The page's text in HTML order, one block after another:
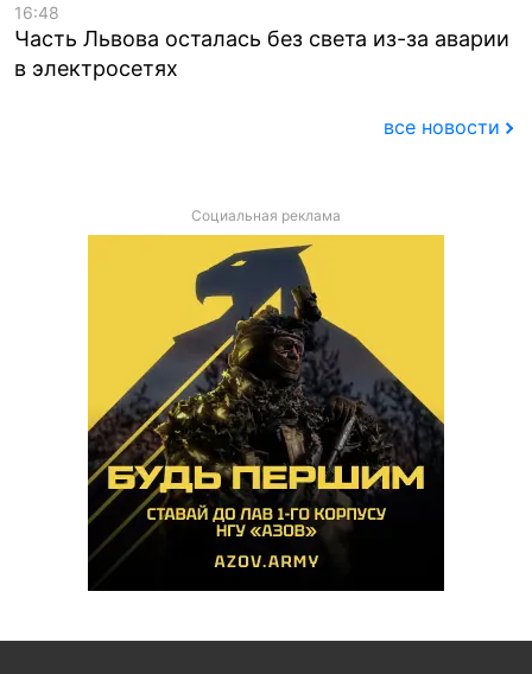
16:48
Часть Львова осталась без света из-за аварии
в электросетях
все новости
Социальная реклама